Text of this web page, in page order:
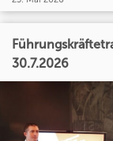
30.7.2026